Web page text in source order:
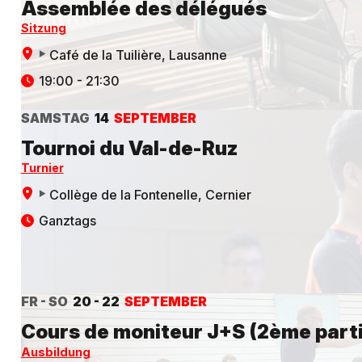
Assemblée des délégués
Sitzung
Café de la Tuilière, Lausanne
19:00 - 21:30
SAMSTAG 14 SEPTEMBER
Tournoi du Val-de-Ruz
Turnier
Collège de la Fontenelle, Cernier
Ganztags
FR - SO 20 - 22 SEPTEMBER
Cours de moniteur J+S (2ème
Ausbildung